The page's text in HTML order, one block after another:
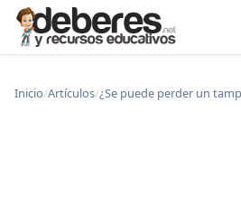
Inicio/Artículos/¿Se puede perder un